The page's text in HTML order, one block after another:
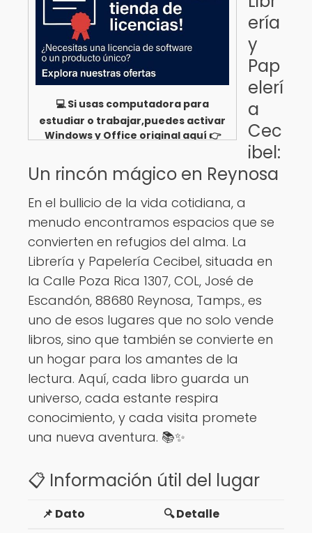
💻 Si usas computadora para
estudiar o trabajar,puedes activar
Windows y Office original aquí 👉
ería
y
Pap
elerí
a
Cec
ibel:
Un rincón mágico en Reynosa
En el bullicio de la vida cotidiana, a
menudo encontramos espacios que se
convierten en refugios del alma. La
Librería y Papelería Cecibel, situada en
la Calle Poza Rica 1307, COL, José de
Escandón, 88680 Reynosa, Tamps., es
uno de esos lugares que no solo vende
libros, sino que también se convierte en
un hogar para los amantes de la
lectura. Aquí, cada libro guarda un
universo, cada estante respira
conocimiento, y cada visita promete
una nueva aventura. 📚✨
📋 Información útil del lugar
📌 Dato
🔍 Detalle